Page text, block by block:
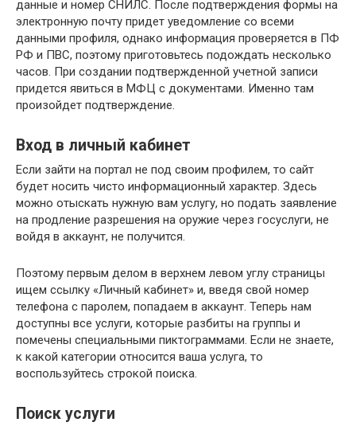
данные и номер СНИЛС. После подтверждения формы на
электронную почту придет уведомление со всеми
данными профиля, однако информация проверяется в ПФ
РФ и ПВС, поэтому приготовьтесь подождать несколько
часов. При создании подтвержденной учетной записи
придется явиться в МФЦ с документами. Именно там
произойдет подтверждение.
Вход в личный кабинет
Если зайти на портал не под своим профилем, то сайт
будет носить чисто информационный характер. Здесь
можно отыскать нужную вам услугу, но подать заявление
на продление разрешения на оружие через госуслуги, не
войдя в аккаунт, не получится.
Поэтому первым делом в верхнем левом углу страницы
ищем ссылку «Личный кабинет» и, введя свой номер
телефона с паролем, попадаем в аккаунт. Теперь нам
доступны все услуги, которые разбиты на группы и
помечены специальными пиктограммами. Если не знаете,
к какой категории относится ваша услуга, то
воспользуйтесь строкой поиска.
Поиск услуги